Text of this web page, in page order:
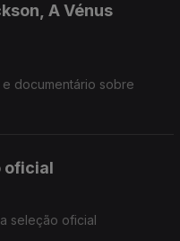
A Vénus
documentário sobre
oficial
seleção oficial